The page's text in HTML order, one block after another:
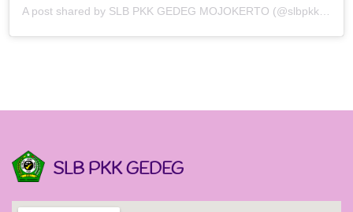
A post shared by SLB PKK GEDEG MOJOKERTO (@slbpkkgedeg)
SLB PKK GEDEG